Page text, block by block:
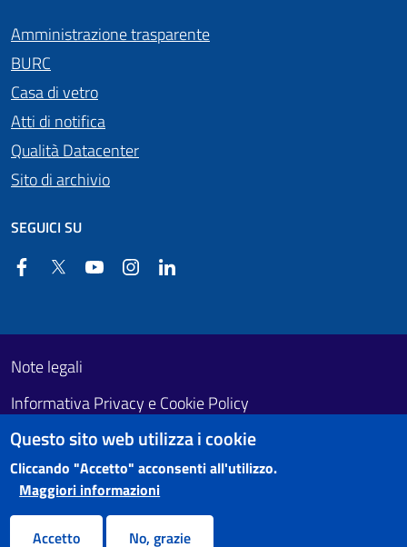
Amministrazione trasparente
BURC
Casa di vetro
Atti di notifica
Qualità Datacenter
Sito di archivio
SEGUICI SU
FacebookTwitter YouTube Instagram
Footer First
Useful links section
Note legali
Informativa Privacy e Cookie Policy
Obiettivi di accessibilità
Questo sito web utilizza i cookie
Cliccando "Accetto" acconsenti all'utilizzo.
Maggiori informazioni
Accetto No, grazie